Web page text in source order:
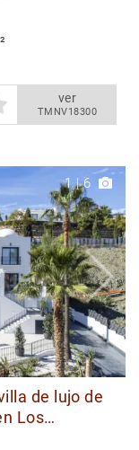
ver
TMNV18300
1|6
de lujo de
Los